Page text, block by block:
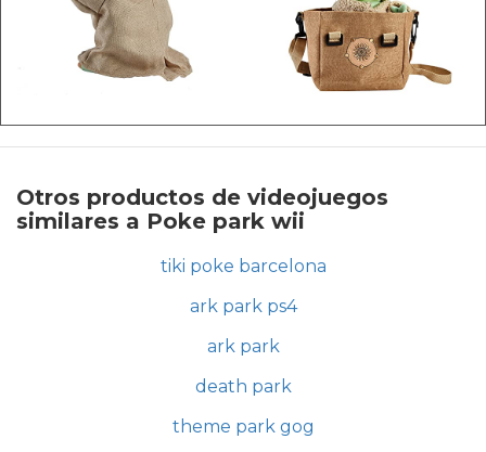
Otros productos de videojuegos
similares a Poke park wii
tiki poke barcelona
ark park ps4
ark park
death park
theme park gog